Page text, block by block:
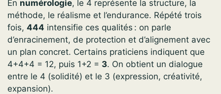
En numérologie, le 4 représente la structure, la
méthode, le réalisme et l’endurance. Répété trois
fois, 444 intensifie ces qualités : on parle
d’enracinement, de protection et d’alignement avec
un plan concret. Certains praticiens indiquent que
4+4+4 = 12, puis 1+2 = 3. On obtient un dialogue
entre le 4 (solidité) et le 3 (expression, créativité,
expansion).